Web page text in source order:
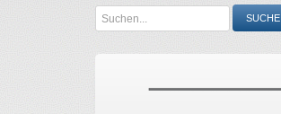
Search
...
SUCHE